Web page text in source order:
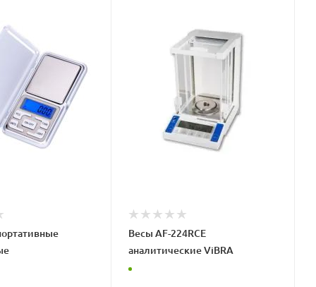
Весы AF-224RCE
аналитические ViBRA